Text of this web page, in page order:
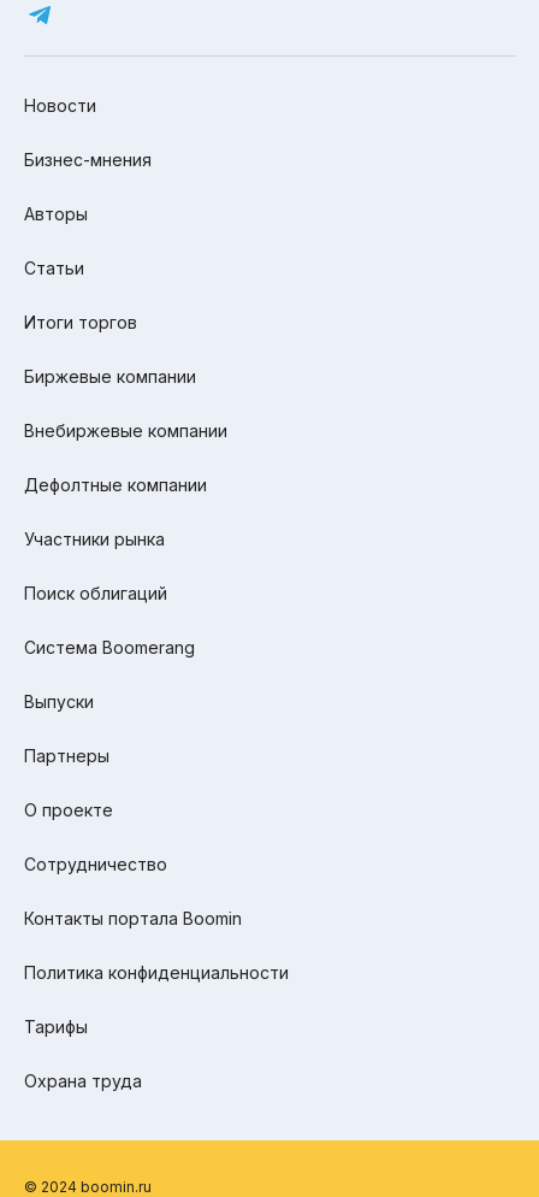
Новости
Бизнес-мнения
Авторы
Статьи
Итоги торгов
Биржевые компании
Внебиржевые компании
Дефолтные компании
Участники рынка
Поиск облигаций
Система Boomerang
Выпуски
Партнеры
О проекте
Сотрудничество
Контакты портала Boomin
Политика конфиденциальности
Тарифы
Охрана труда
© 2024 boomin.ru